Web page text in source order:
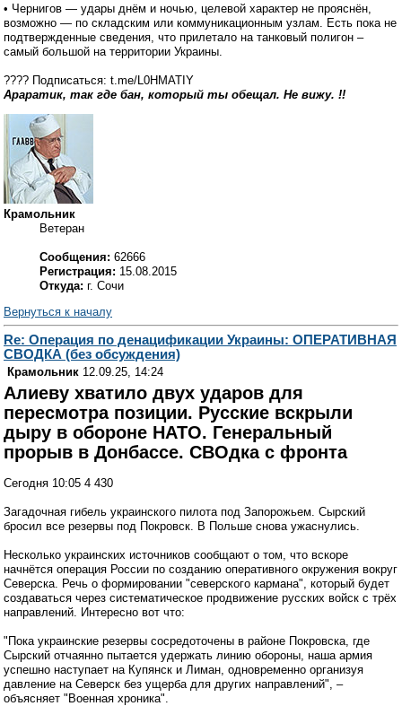
• Чернигов — удары днём и ночью, целевой характер не прояснён,
возможно — по складским или коммуникационным узлам. Есть пока не
подтвержденные сведения, что прилетало на танковый полигон –
самый большой на территории Украины.
???? Подписаться: t.me/L0HMATIY
Араратик, так где бан, который ты обещал. Не вижу. !!
Крамольник
Ветеран
Сообщения: 62666
Регистрация: 15.08.2015
Откуда: г. Сочи
Вернуться к началу
Re: Операция по денацификации Украины: ОПЕРАТИВНАЯ
СВОДКА (без обсуждения)
Крамольник 12.09.25, 14:24
Алиеву хватило двух ударов для
пересмотра позиции. Русские вскрыли
дыру в обороне НАТО. Генеральный
прорыв в Донбассе. СВОдка с фронта
Сегодня 10:05 4 430
Загадочная гибель украинского пилота под Запорожьем. Сырский
бросил все резервы под Покровск. В Польше снова ужаснулись.
Несколько украинских источников сообщают о том, что вскоре
начнётся операция России по созданию оперативного окружения вокруг
Северска. Речь о формировании "северского кармана", который будет
создаваться через систематическое продвижение русских войск с трёх
направлений. Интересно вот что:
"Пока украинские резервы сосредоточены в районе Покровска, где
Сырский отчаянно пытается удержать линию обороны, наша армия
успешно наступает на Купянск и Лиман, одновременно организуя
давление на Северск без ущерба для других направлений", –
объясняет "Военная хроника".